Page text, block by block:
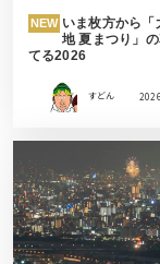
NEW いま枚方から「
地 夏まつり」の
てる2026
すどん